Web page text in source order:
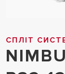
СПЛІТ